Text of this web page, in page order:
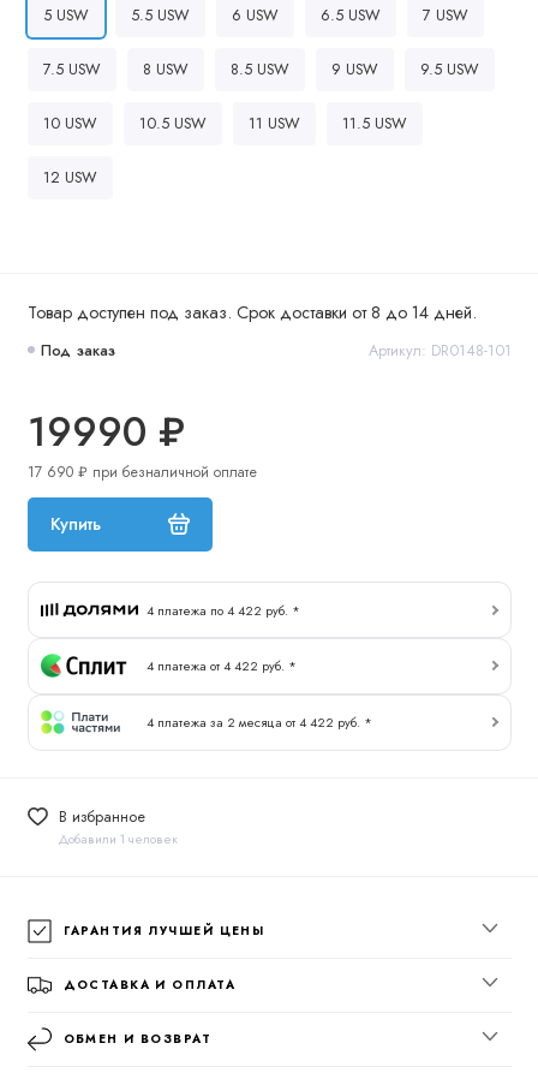
Товар доступен под заказ. Срок доставки от 8 до 14 дней.
Под заказ Артикул: DR0148-101
19990 ₽
17 690 ₽ при безналичной оплате
Купить
4 платежа по 4 422 руб. *
4 платежа от 4 422 руб. *
4 платежа за 2 месяца от 4 422 руб. *
В избранное
Добавили 1 человек
5 USW
5.5 USW 6 USW 6.5 USW 7 USW
7.5 USW 8 USW 8.5 USW 9 USW 9.5 USW
10 USW 10.5 USW 11 USW 11.5 USW
12 USW
ГАРАНТИЯ ЛУЧШЕЙ ЦЕНЫ
ДОСТАВКА И ОПЛАТА
ОБМЕН И ВОЗВРАТ